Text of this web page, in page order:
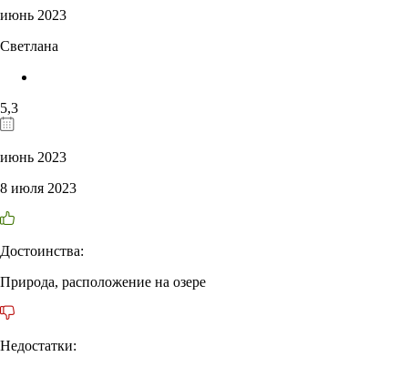
июнь 2023
Светлана
5,3
июнь 2023
8 июля 2023
Достоинства:
Природа, расположение на озере
Недостатки: